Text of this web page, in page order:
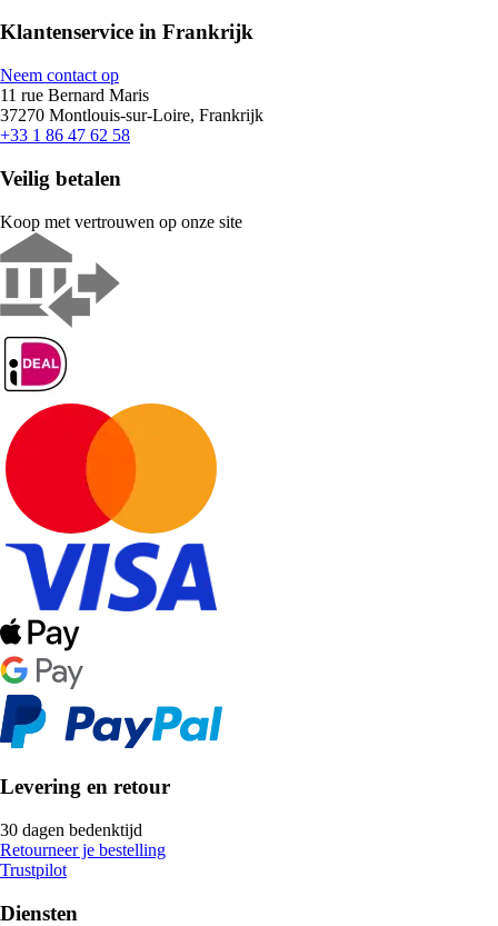
Klantenservice in Frankrijk
Neem contact op
11 rue Bernard Maris
37270 Montlouis-sur-Loire, Frankrijk
+33 1 86 47 62 58
Veilig betalen
Koop met vertrouwen op onze site
Levering en retour
30 dagen bedenktijd
Retourneer je bestelling
Trustpilot
Diensten